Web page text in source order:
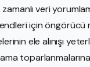
veri
için öngörücü
ele alınışı